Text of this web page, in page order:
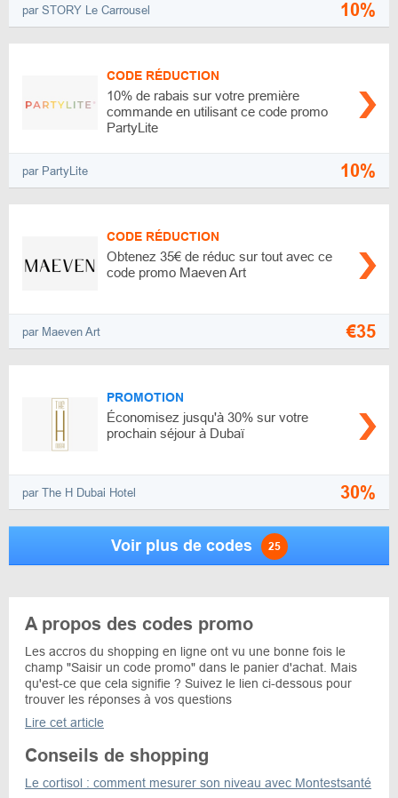
par STORY Le Carrousel 10%
CODE RÉDUCTION
10% de rabais sur votre première
commande en utilisant ce code promo
PartyLite
par PartyLite 10%
CODE RÉDUCTION
Obtenez 35€ de réduc sur tout avec ce
code promo Maeven Art
par Maeven Art €35
PROMOTION
Économisez jusqu'à 30% sur votre
prochain séjour à Dubaï
par The H Dubai Hotel 30%
Voir plus de codes 25
A propos des codes promo
Les accros du shopping en ligne ont vu une bonne fois le
champ "Saisir un code promo" dans le panier d'achat. Mais
qu'est-ce que cela signifie ? Suivez le lien ci-dessous pour
trouver les réponses à vos questions
Lire cet article
Conseils de shopping
Le cortisol : comment mesurer son niveau avec Montestsanté